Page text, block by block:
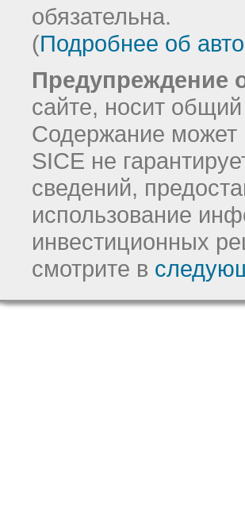
обязательна.
(Подробнее об
Предупреждение
сайте, носит
Содержание может
SICE не
сведений,
использование
инвестиционных
смотрите в